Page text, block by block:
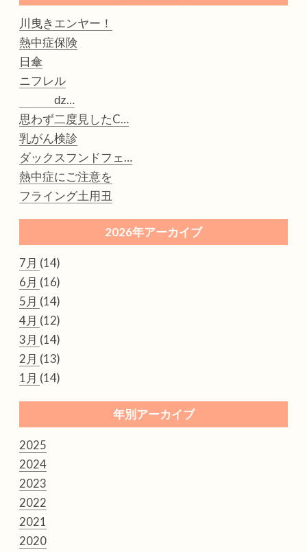
川曳きエンヤー！
熱中症保険
日傘
ニフレル
ǳ…
思わず二度見したC…
乳がん検診
ダックスフンドフェ…
熱中症にご注意を
フライング土用丑
2026年アーカイブ
7月 (14)
6月 (16)
5月 (14)
4月 (12)
3月 (14)
2月 (13)
1月 (14)
年別アーカイブ
2025
2024
2023
2022
2021
2020